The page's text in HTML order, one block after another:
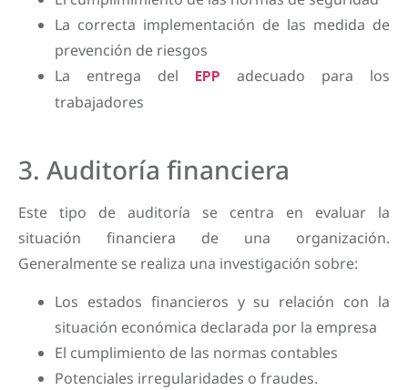
La correcta implementación de las medida de
prevención de riesgos
La entrega del EPP adecuado para los
trabajadores
3. Auditoría financiera
Este tipo de auditoría se centra en evaluar la
situación financiera de una organización.
Generalmente se realiza una investigación sobre:
Los estados financieros y su relación con la
situación económica declarada por la empresa
El cumplimiento de las normas contables
Potenciales irregularidades o fraudes.